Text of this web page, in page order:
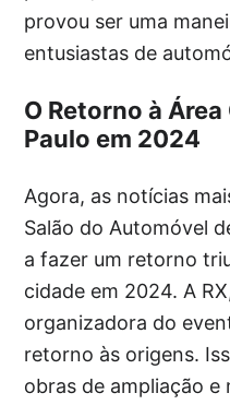
provou ser uma
entusiastas de
O Retorno à
Paulo em 2024
Agora, as notícias
Salão do Automóvel
a fazer um retorno
cidade em 2024. A
organizadora do
retorno às origens.
obras de ampliação